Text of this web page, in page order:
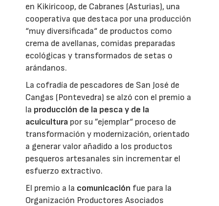
en Kikiricoop, de Cabranes (Asturias), una
cooperativa que destaca por una producción
“muy diversificada“ de productos como
crema de avellanas, comidas preparadas
ecológicas y transformados de setas o
arándanos.
La cofradía de pescadores de San José de
Cangas (Pontevedra) se alzó con el premio a
la producción de la pesca y de la
acuicultura por su ”ejemplar“ proceso de
transformación y modernización, orientado
a generar valor añadido a los productos
pesqueros artesanales sin incrementar el
esfuerzo extractivo.
El premio a la comunicación fue para la
Organización Productores Asociados